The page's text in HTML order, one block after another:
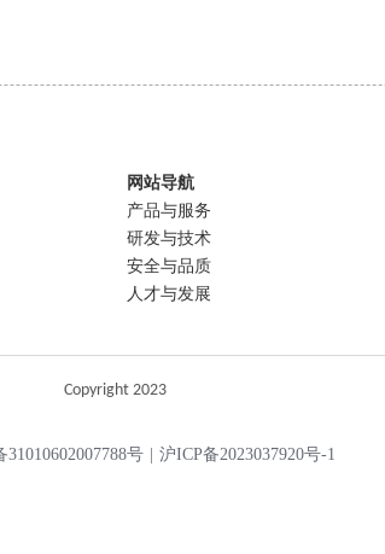
网站导航
产品与服务
研发与技术
安全与品质
人才与发展
Copyright 2023
号 | 沪ICP备2023037920号-1